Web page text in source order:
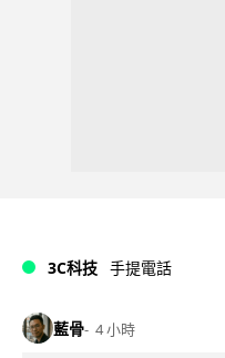
3C科技 手提電話
藍骨 4 小時